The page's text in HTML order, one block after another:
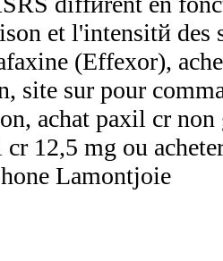
et l'intensitй des
(Effexor),
site sur pour
achat paxil cr
12,5 mg ou
Lamontjoie